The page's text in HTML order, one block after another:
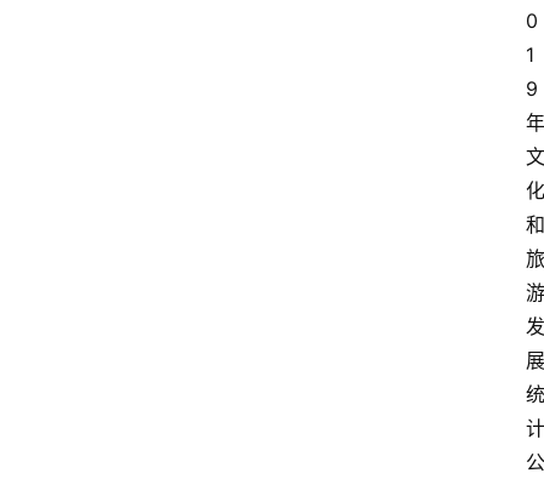
0
1
9
年
文
化
和
旅
游
发
展
统
计
公